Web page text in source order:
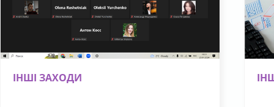
ІНШІ ЗАХОДИ